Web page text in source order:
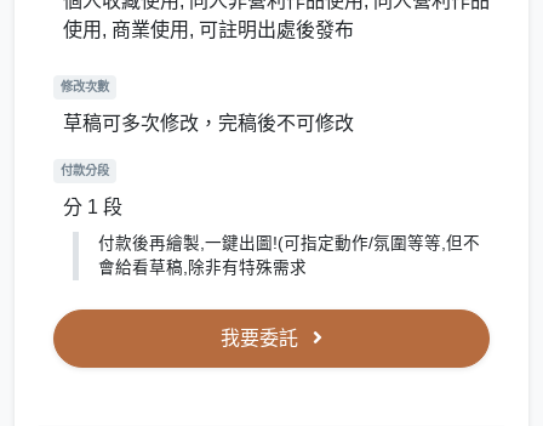
使用, 商業使用, 可註明出處後發布
修改次數
草稿可多次修改，完稿後不可修改
付款分段
分 1 段
付款後再繪製,一鍵出圖!(可指定動作/氛圍等等,但不
會給看草稿,除非有特殊需求
我要委託